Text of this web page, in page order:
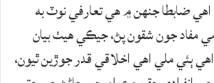
اهي ضابطا جنهن ۾ هي تعارفي نوٽ به
مفاد جون شقون پڻ، جيڪي هيٺ بيان
ٻئي ملي اهي اخلاقي قدر جوڙين ٿيون،